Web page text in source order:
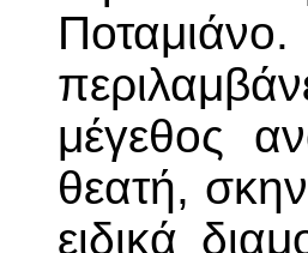
μέγεθος
θεατή,
ειδικά